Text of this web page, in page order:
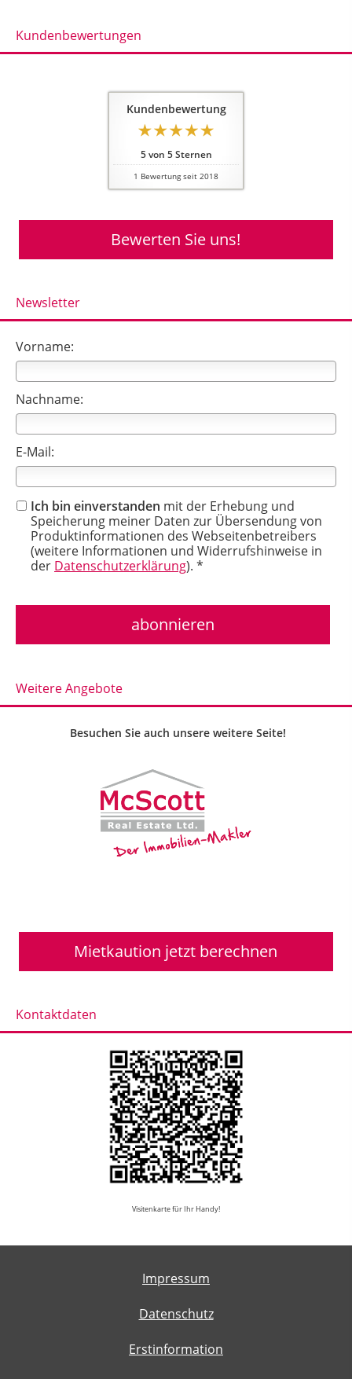
Kundenbewertungen
Kundenbewertung
5von 5Sternen
1 Bewertung seit 2018
Bewerten Sie uns!
Newsletter
Vorname:
Nachname:
E-Mail:
Ich bin einverstanden mit der Erhebung und
Speicherung meiner Daten zur Übersendung von
Produktinformationen des Webseitenbetreibers
(weitere Informationen und Widerrufshinweise in
der Datenschutzerklärung). *
Weitere Angebote
Besuchen Sie auch unsere weitere Seite!
Mietkaution jetzt berechnen
Kontaktdaten
Visitenkarte für Ihr Handy!
Impressum
Datenschutz
Erstinformation